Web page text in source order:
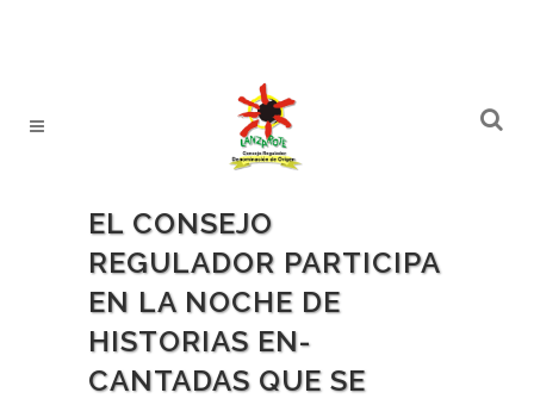
EL CONSEJO
REGULADOR PARTICIPA
EN LA NOCHE DE
HISTORIAS EN-
CANTADAS QUE SE